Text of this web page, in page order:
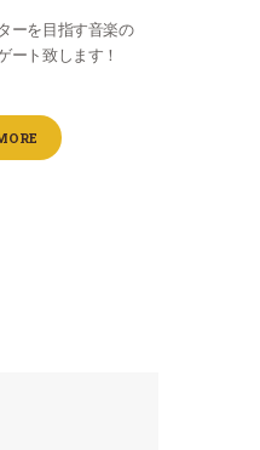
ーを目指す音楽の
ト致します！